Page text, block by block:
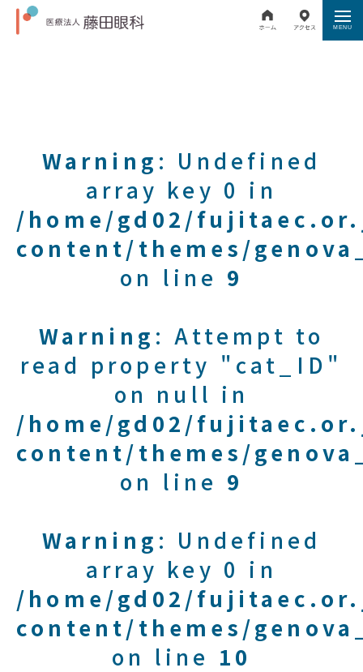
Warning : Undefined
array key 0 in
/home/gd02/
content/themes/
on line 9
Warning : Attempt to
read property "cat_ID"
on null in
/home/gd02/
content/themes/
on line 9
Warning : Undefined
array key 0 in
/home/gd02/
content/themes/
on line 10